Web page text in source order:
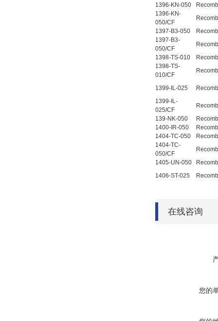
1396-KN-050
1396-KN-
050/CF
1397-B3-050
1397-B3-
050/CF
1398-TS-010
1398-TS-
010/CF
1399-IL-025
1399-IL-
025/CF
139-NK-050
1400-IR-050
1404-TC-050
1404-TC-
050/CF
1405-UN-050
1406-ST-025
在线咨询
您的